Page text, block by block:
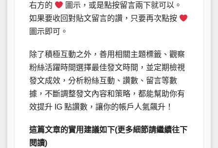
右方的
圖示，或是點按留言兩下就可以。
如果要收回對貼文留言的讚，只要再次點按
圖示即可。
除了積極互動之外，善用相關主題標籤、觀察
粉絲活躍時間選擇最佳發文時間，並定期檢視
發文成效，分析粉絲互動、讚數、留言等數
據，不斷調整發文內容和策略，都能幫助你有
效提升 IG 點讚數，讓你的帳戶人氣飆升！
這篇文章的實用建議如下(更多細節請繼續往下
閱讀)